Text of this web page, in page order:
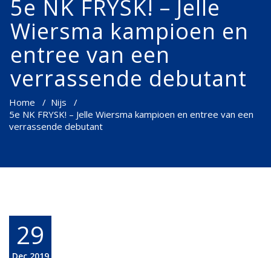
5e NK FRYSK! – Jelle
Wiersma kampioen en
entree van een
verrassende debutant
Home / Nijs /
5e NK FRYSK! – Jelle Wiersma kampioen en entree van een
verrassende debutant
29